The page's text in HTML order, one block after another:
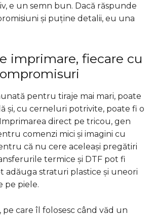
e un semn bun. Dacă răspunde
și puține detalii, eu una
imprimare, fiecare cu
pentru tiraje mai mari, poate
și, cu cerneluri potrivite, poate fi o
direct pe tricou, gen
comenzi mici și imagini cu
că nu cere aceleași pregătiri
termice și DTF pot fi
adăuga straturi plastice și uneori
pe piele.
care îl folosesc când văd un